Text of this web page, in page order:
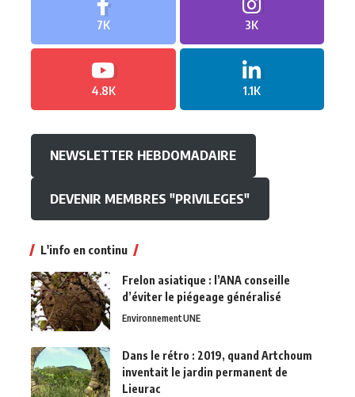
7K 3K
4.8K 1.1K
NEWSLETTER HEBDOMADAIRE
DEVENIR MEMBRES "PRIVILEGES"
L'info en continu
Frelon asiatique : l’ANA conseille
d’éviter le piégeage généralisé
EnvironnementUNE
Dans le rétro : 2019, quand Artchoum
inventait le jardin permanent de
Lieurac